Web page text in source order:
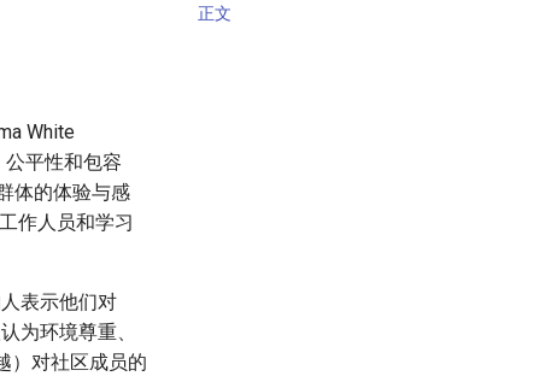
正文
White
公平性和包容
体的体验与感
作人员和学习
表示他们对
为环境尊重、
）对社区成员的